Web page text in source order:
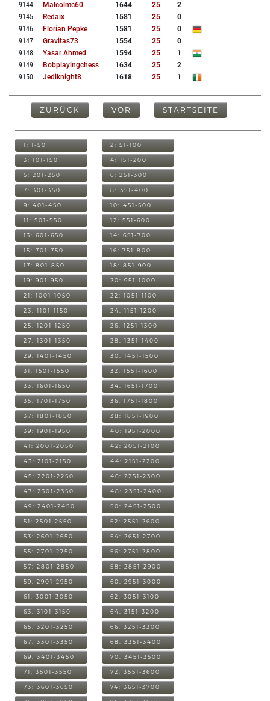
9144. Malcolmc60 1644 25
2
9145. Redaix 1581 25
0
9146. Florian Pepke 1581 25
0
9147. Gravitas73 1554 25
0
9148. Yasar Ahmed 1594 25
1
9149. Bobplayingchess 1634 25
2
9150. Jediknight8 1618 25 1
ZURÜCK VOR STARTSEITE
1: 1-50 2: 51-100
3: 101-150 4: 151-200
5: 201-250 6: 251-300
7: 301-350 8: 351-400
9: 401-450 10: 451-500
11: 501-550 12: 551-600
13: 601-650 14: 651-700
15: 701-750 16: 751-800
17: 801-850 18: 851-900
19: 901-950 20: 951-1000
21: 1001-1050 22: 1051-1100
23: 1101-1150 24: 1151-1200
25: 1201-1250 26: 1251-1300
27: 1301-1350 28: 1351-1400
29: 1401-1450 30: 1451-1500
31: 1501-1550 32: 1551-1600
33: 1601-1650 34: 1651-1700
35: 1701-1750 36: 1751-1800
37: 1801-1850 38: 1851-1900
39: 1901-1950 40: 1951-2000
41: 2001-2050 42: 2051-2100
43: 2101-2150 44: 2151-2200
45: 2201-2250 46: 2251-2300
47: 2301-2350 48: 2351-2400
49: 2401-2450 50: 2451-2500
51: 2501-2550 52: 2551-2600
53: 2601-2650 54: 2651-2700
55: 2701-2750 56: 2751-2800
57: 2801-2850 58: 2851-2900
59: 2901-2950 60: 2951-3000
61: 3001-3050 62: 3051-3100
63: 3101-3150 64: 3151-3200
65: 3201-3250 66: 3251-3300
67: 3301-3350 68: 3351-3400
69: 3401-3450 70: 3451-3500
71: 3501-3550 72: 3551-3600
73: 3601-3650 74: 3651-3700